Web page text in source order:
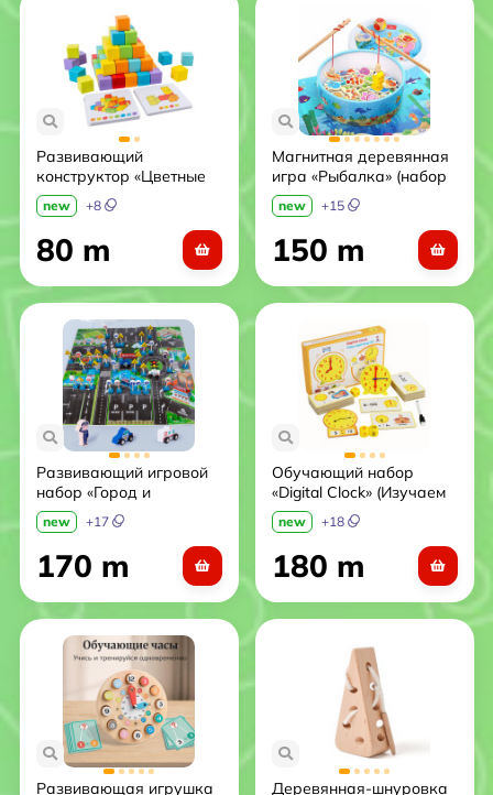
Развивающий
конструктор «Цветные
кубики» 16 шт.
(логическая игра с
карточками).
new +8
80 m
Магнитная деревянная
игра «Рыбалка» (набор
с удочками и морскими
фигурками)
new +15
150 m
Развивающий игровой
набор «Город и
дорожные знаки»
new +17
170 m
Обучающий набор
«Digital Clock» (Изучаем
время)
new +18
180 m
Развивающая игрушка
Деревянная-шнуровка